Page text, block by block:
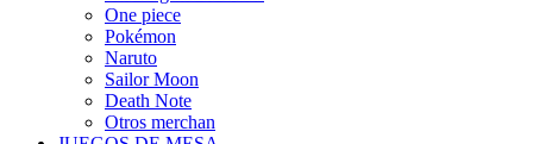
One piece
Pokémon
Naruto
Sailor Moon
Death Note
Otros merchan